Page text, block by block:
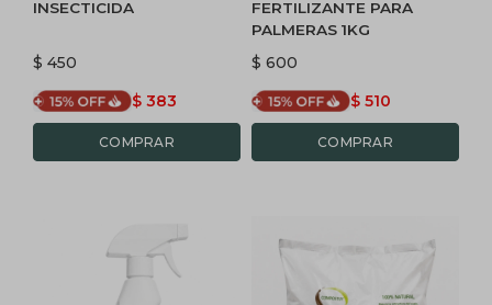
INSECTICIDA
$ 450
$ 383
FERTILIZANTE PARA
PALMERAS 1KG
$ 600
$ 510